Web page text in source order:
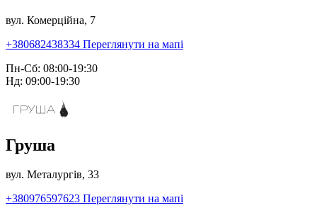
вул. Комерційна, 7
+380682438334 Переглянути на мапі
Пн-Сб: 08:00-19:30
Нд: 09:00-19:30
Груша
вул. Металургів, 33
+380976597623 Переглянути на мапі